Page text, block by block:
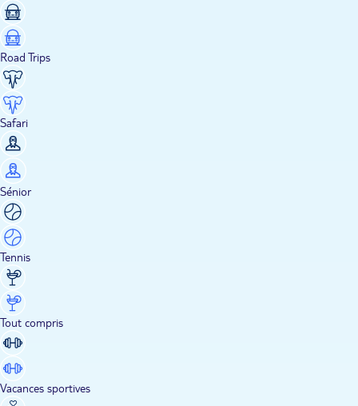
Road Trips
Safari
Sénior
Tennis
Tout compris
Vacances sportives